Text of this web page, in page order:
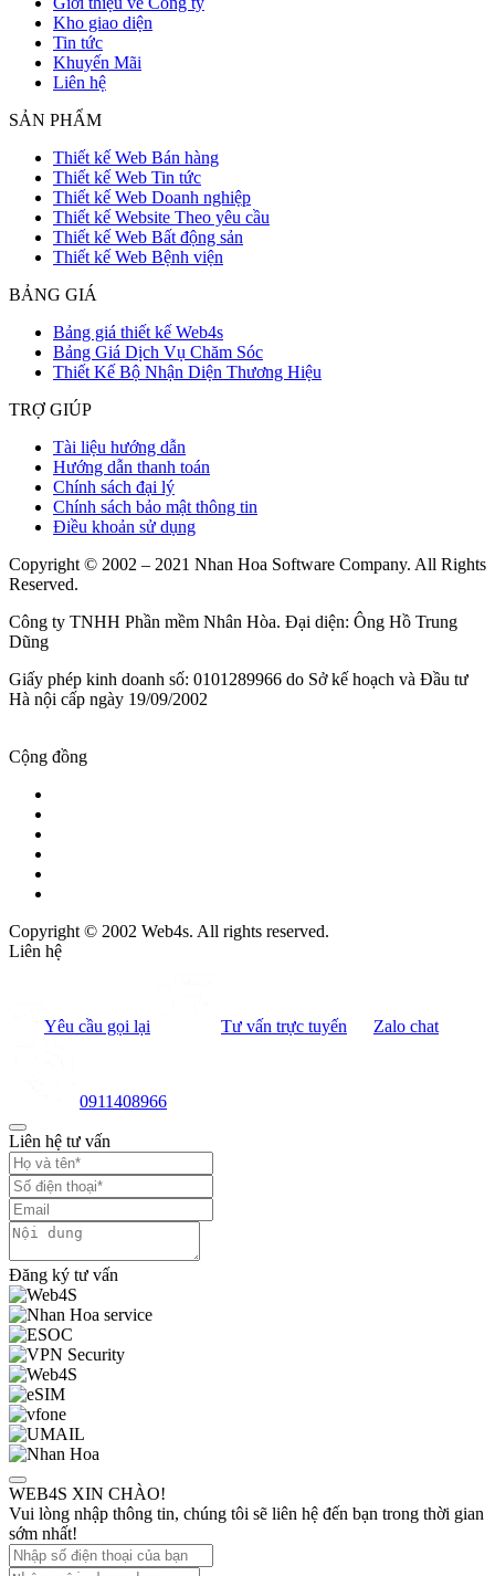
Kho giao diện
Tin tức
Khuyến Mãi
Liên hệ
SẢN PHẨM
Thiết kế Web Bán hàng
Thiết kế Web Tin tức
Thiết kế Web Doanh nghiệp
Thiết kế Website Theo yêu cầu
Thiết kế Web Bất động sản
Thiết kế Web Bệnh viện
BẢNG GIÁ
Bảng giá thiết kế Web4s
Bảng Giá Dịch Vụ Chăm Sóc
Thiết Kế Bộ Nhận Diện Thương Hiệu
TRỢ GIÚP
Tài liệu hướng dẫn
Hướng dẫn thanh toán
Chính sách đại lý
Chính sách bảo mật thông tin
Điều khoản sử dụng
Copyright © 2002 – 2021 Nhan Hoa Software Company. All Rights
Reserved.
Công ty TNHH Phần mềm Nhân Hòa. Đại diện: Ông Hồ Trung
Dũng
Giấy phép kinh doanh số: 0101289966 do Sở kế hoạch và Đầu tư
Hà nội cấp ngày 19/09/2002
Cộng đồng
Copyright © 2002 Web4s. All rights reserved.
Liên hệ
Yêu cầu gọi lại Tư vấn trực tuyến Zalo chat
0911408966
Liên hệ tư vấn
Đăng ký tư vấn
WEB4S XIN CHÀO!
Vui lòng nhập thông tin, chúng tôi sẽ liên hệ đến bạn trong thời gian
sớm nhất!